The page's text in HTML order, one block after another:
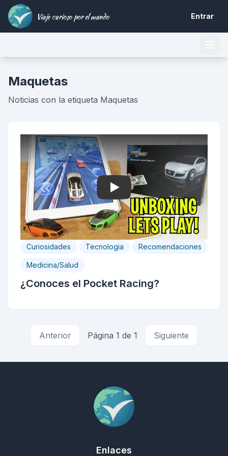
Viaje curioso por el mundo Entrar
Maquetas
Noticias con la etiqueta Maquetas
Play
Curiosidades Tecnologia Recomendaciones
Medicina/Salud
¿Conoces el Pocket Racing?
Anterior Página 1 de 1 Siguiente
Enlaces